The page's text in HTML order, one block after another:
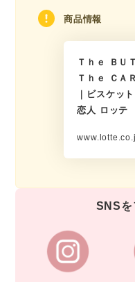
商品情報
Ｔｈｅ ＢＵ
Ｔｈｅ ＣＡ
｜ビスケッ
恋人 ロッテ
SNS